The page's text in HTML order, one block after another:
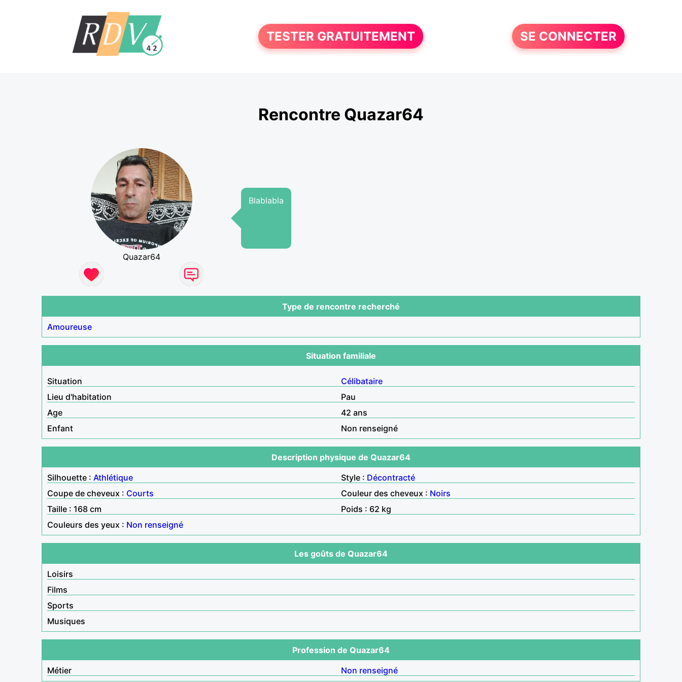
TESTER GRATUITEMENT SE CONNECTER
Rencontre Quazar64
Quazar64
Blablabla
Type de rencontre recherché
Amoureuse
Situation familiale
Situation
Célibataire
Lieu d'habitation
Pau
Age
42 ans
Enfant
Non renseigné
Description physique de Quazar64
Silhouette : Athlétique Style : Décontracté
Coupe de cheveux : Courts Couleur des cheveux : Noirs
Taille : 168 cm
Poids : 62 kg
Couleurs des yeux : Non renseigné
Les goûts de Quazar64
Loisirs
Films
Sports
Musiques
Profession de Quazar64
Métier
Non renseigné